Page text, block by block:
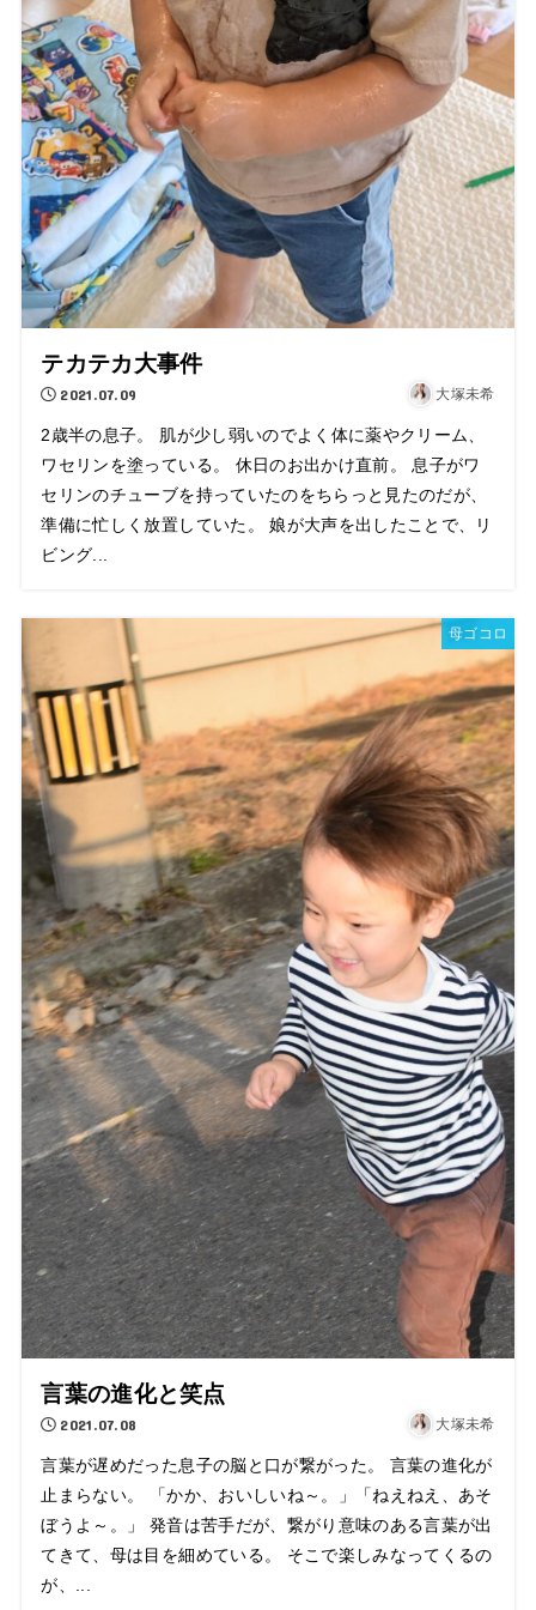
テカテカ大事件
2021.07.09 大塚未希
2歳半の息子。 肌が少し弱いのでよく体に薬やクリーム、
ワセリンを塗っている。 休日のお出かけ直前。 息子がワ
セリンのチューブを持っていたのをちらっと見たのだが、
準備に忙しく放置していた。 娘が大声を出したことで、リ
ビング...
母ゴコロ
言葉の進化と笑点
2021.07.08 大塚未希
言葉が遅めだった息子の脳と口が繋がった。 言葉の進化が
止まらない。 「かか、おいしいね～。」「ねえねえ、あそ
ぼうよ～。」 発音は苦手だが、繋がり意味のある言葉が出
てきて、母は目を細めている。 そこで楽しみなってくるの
が、...